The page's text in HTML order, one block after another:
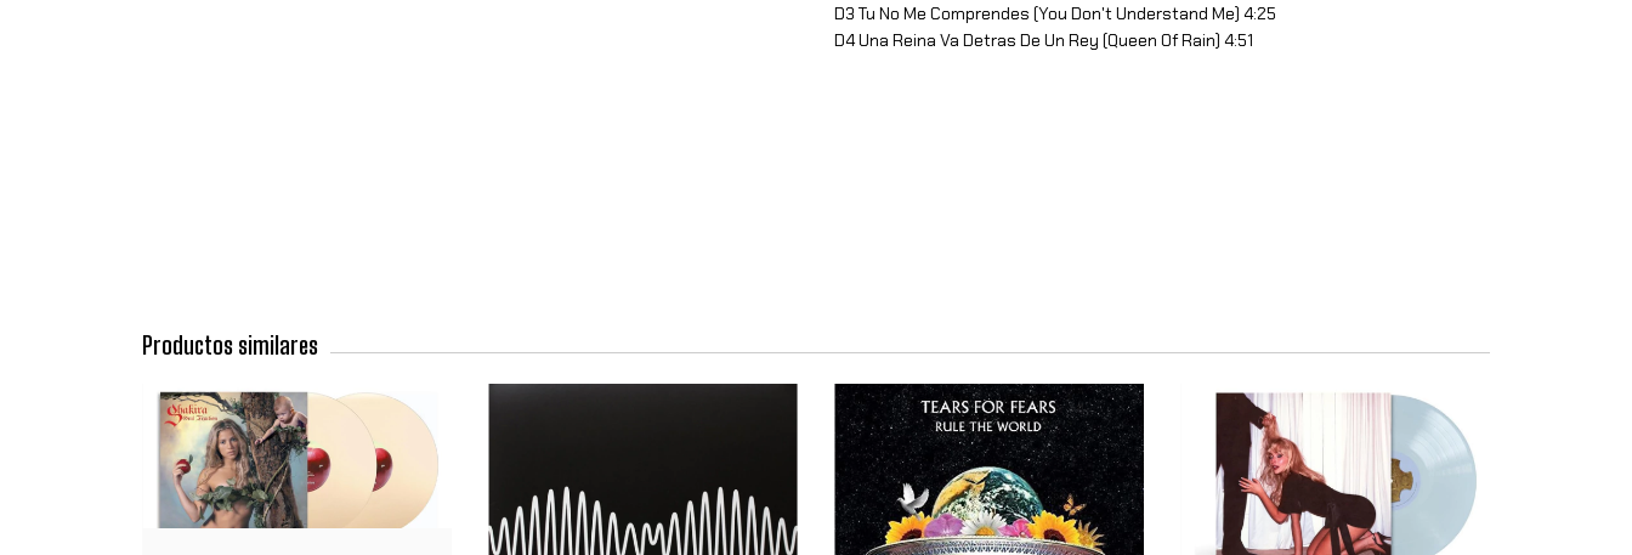
D3 Tu No Me Comprendes (You Don't Understand Me) 4:25
D4 Una Reina Va Detras De Un Rey (Queen Of Rain) 4:51
Productos similares